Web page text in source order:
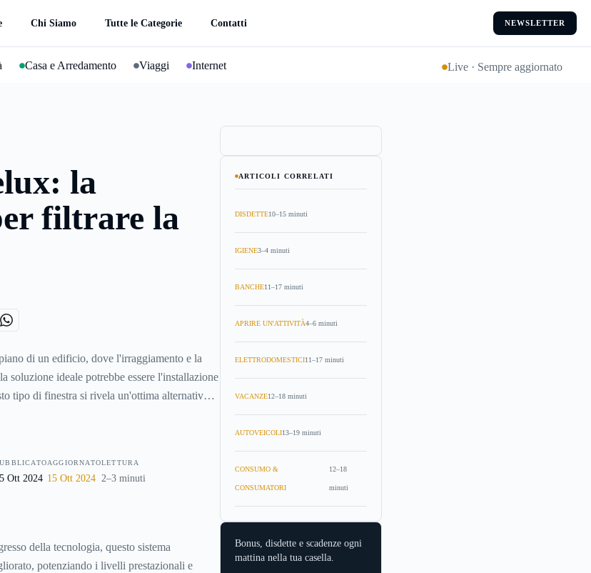
Chi Siamo Tutte le Categorie Contatti NEWSLETTER
Casa e Arredamento Viaggi Internet Live · Sempre aggiornato
la
filtrare la
di un edificio, dove l'irraggiamento e la
soluzione ideale potrebbe essere l'installazione
tipo di finestra si rivela un'ottima alternativa
freddi e, molto spesso, non fruibili per
Ott 2024
AGGIORNATO
15 Ott 2024
LETTURA
2–3 minuti
della tecnologia, questo sistema
potenziando i livelli prestazionali e
ARTICOLI CORRELATI
DISDETTE10–15 minuti
IGIENE3–4 minuti
BANCHE11–17 minuti
APRIRE UN'ATTIVITÀ4–6 minuti
ELETTRODOMESTICI11–17 minuti
VACANZE12–18 minuti
AUTOVEICOLI13–19 minuti
CONSUMO &
CONSUMATORI
12–18
minuti
Bonus, disdette e scadenze ogni
mattina nella tua casella.